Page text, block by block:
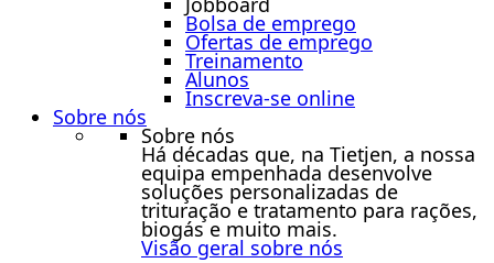
Bolsa de emprego
Ofertas de emprego
Treinamento
Alunos
Inscreva-se online
Sobre nós
Sobre nós
Há décadas que, na Tietjen, a nossa
equipa empenhada desenvolve
soluções personalizadas de
trituração e tratamento para rações,
biogás e muito mais.
Visão geral sobre nós